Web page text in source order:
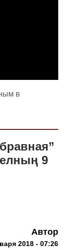
в
9
Автор
2018 - 07:26